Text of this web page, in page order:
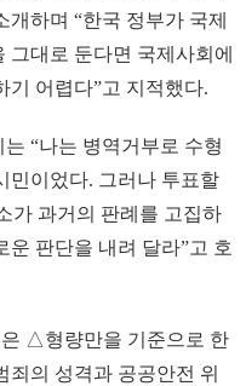
하며 “한국 정부가 국제
그대로 둔다면 국제사회에
기 어렵다”고 지적했다.
“나는 병역거부로 수형
민이었다. 그러나 투표할
가 과거의 판례를 고집하
운 판단을 내려 달라”고 호
△형량만을 기준으로 한
의 성격과 공공안전 위